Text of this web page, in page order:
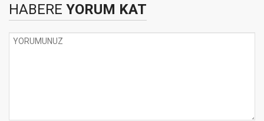
HABERE YORUM KAT